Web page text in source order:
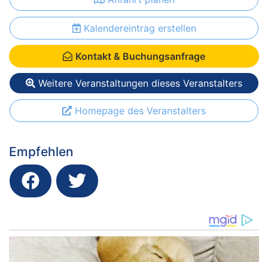
Kalendereintrag erstellen
Kontakt & Buchungsanfrage
Weitere Veranstaltungen dieses Veranstalters
Homepage des Veranstalters
Empfehlen